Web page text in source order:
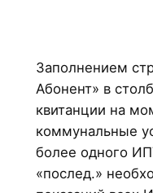
Заполнением
Абонент» в
квитанции на
коммунальные
более одного
«послед.»